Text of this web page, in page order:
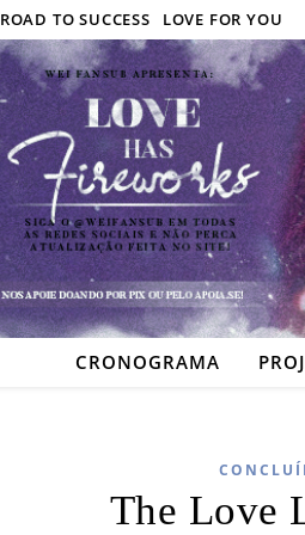
ROAD TO SUCCESS LOVE FOR YOU
CRONOGRAMA
The Love